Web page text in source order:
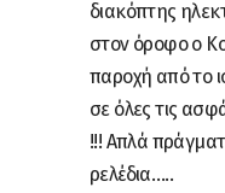
διακόπτης
στον όροφο ο
παροχή από το
σε όλες τις
!!! Απλά
ρελέδια…..